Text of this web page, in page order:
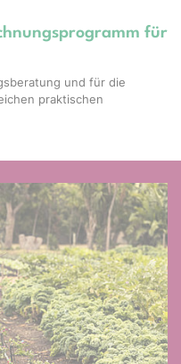
für
und für die
praktischen